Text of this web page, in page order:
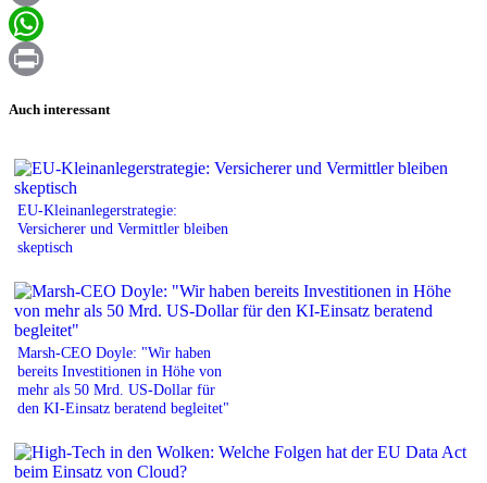
Email
WhatsApp
Auch interessant
EU-Kleinanlegerstrategie:
Versicherer und Vermittler bleiben
skeptisch
Marsh-CEO Doyle: "Wir haben
bereits Investitionen in Höhe von
mehr als 50 Mrd. US-Dollar für
den KI-Einsatz beratend begleitet"